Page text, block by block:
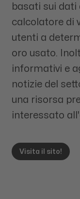
basati sui dati
calcolatore di
utenti a
oro usato.
informativi e
notizie del
una risorsa
interessato
Visita il sito!